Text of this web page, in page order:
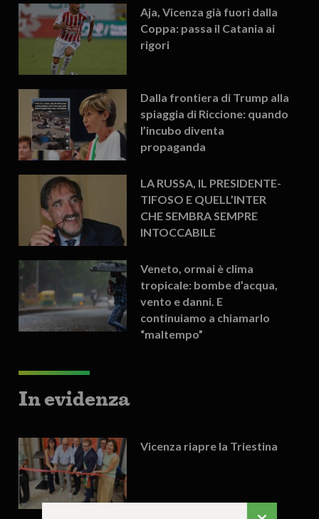
Aja, Vicenza già fuori dalla
Coppa: passa il Catania ai
rigori
Dalla frontiera di Trump alla
spiaggia di Riccione: quando
l’incubo diventa
propaganda
LA RUSSA, IL PRESIDENTE-
TIFOSO E QUELL’INTER
CHE SEMBRA SEMPRE
INTOCCABILE
Veneto, ormai è clima
tropicale: bombe d’acqua,
vento e danni. E
continuiamo a chiamarlo
“maltempo”
In evidenza
Vicenza riapre la Triestina